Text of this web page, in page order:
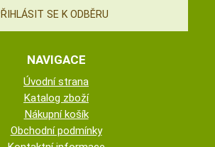
NAVIGACE
Úvodní strana
Katalog zboží
Nákupní košík
Obchodní podmínky